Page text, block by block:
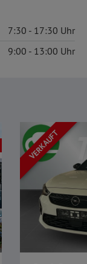
7:30 17:30
9:00 13:00
VERKAUFT